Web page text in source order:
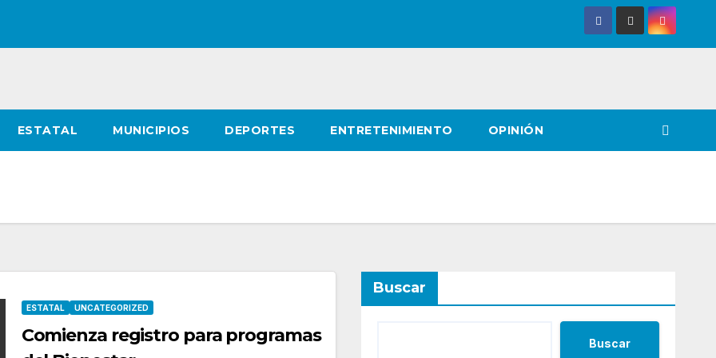
ESTATAL MUNICIPIOS DEPORTES ENTRETENIMIENTO OPINIÓN
ESTATAL UNCATEGORIZED
Comienza registro para programas
Buscar
Buscar